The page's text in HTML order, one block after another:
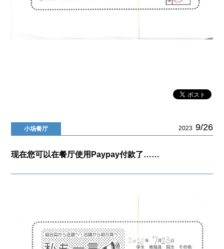
小场餐厅 2023 9/26
现在您可以在餐厅使用Paypay付款了……